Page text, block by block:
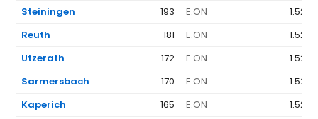
Steiningen
193 E.ON
1.523
Reuth
181 E.ON
1.523
Utzerath
172 E.ON
1.523
Sarmersbach
170 E.ON
1.523
Kaperich
165 E.ON
1.523